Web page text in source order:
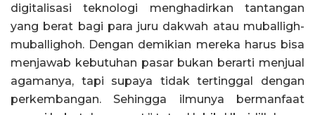
digitalisasi teknologi menghadirkan tantangan
yang berat bagi para juru dakwah atau muballigh-
muballighoh. Dengan demikian mereka harus bisa
menjawab kebutuhan pasar bukan berarti menjual
agamanya, tapi supaya tidak tertinggal dengan
perkembangan. Sehingga ilmunya bermanfaat